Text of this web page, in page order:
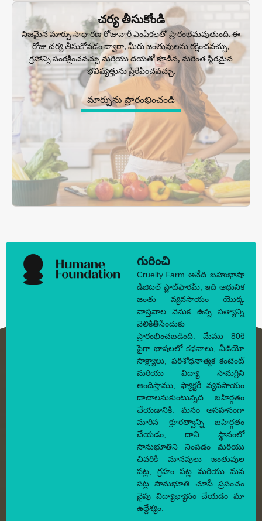
చర్య తీసుకోండి
నిజమైన మార్పు సాధారణ రోజువారీ ఎంపికలతో ప్రారంభమవుతుంది. ఈ
రోజు చర్య తీసుకోవడం ద్వారా, మీరు జంతువులను రక్షించవచ్చు,
గ్రహాన్ని సంరక్షించవచ్చు మరియు దయతో కూడిన, మరింత స్థిరమైన
భవిష్యత్తును ప్రేరేపించవచ్చు.
మార్పును ప్రారంభించండి
గురించి
Cruelty.Farm అనేది బహుభాషా
డిజిటల్ ప్లాట్‌ఫారమ్, ఇది ఆధునిక
జంతు వ్యవసాయం యొక్క
వాస్తవాల వెనుక ఉన్న సత్యాన్ని
వెలికితీసేందుకు
ప్రారంభించబడింది. మేము 80కి
పైగా భాషలలో కథనాలు, వీడియో
సాక్ష్యాలు, పరిశోధనాత్మక కంటెంట్
మరియు విద్యా సామగ్రిని
అందిస్తాము, ఫ్యాక్టరీ వ్యవసాయం
దాచాలనుకుంటున్నది బహిర్గతం
చేయడానికి. మనం అసహనంగా
మారిన క్రూరత్వాన్ని బహిర్గతం
చేయడం, దాని స్థానంలో
సానుభూతిని నింపడం మరియు
చివరికి మానవులు జంతువుల
పట్ల, గ్రహం పట్ల మరియు మన
పట్ల సానుభూతి చూపే ప్రపంచం
వైపు విద్యాభ్యాసం చేయడం మా
ఉద్దేశ్యం.